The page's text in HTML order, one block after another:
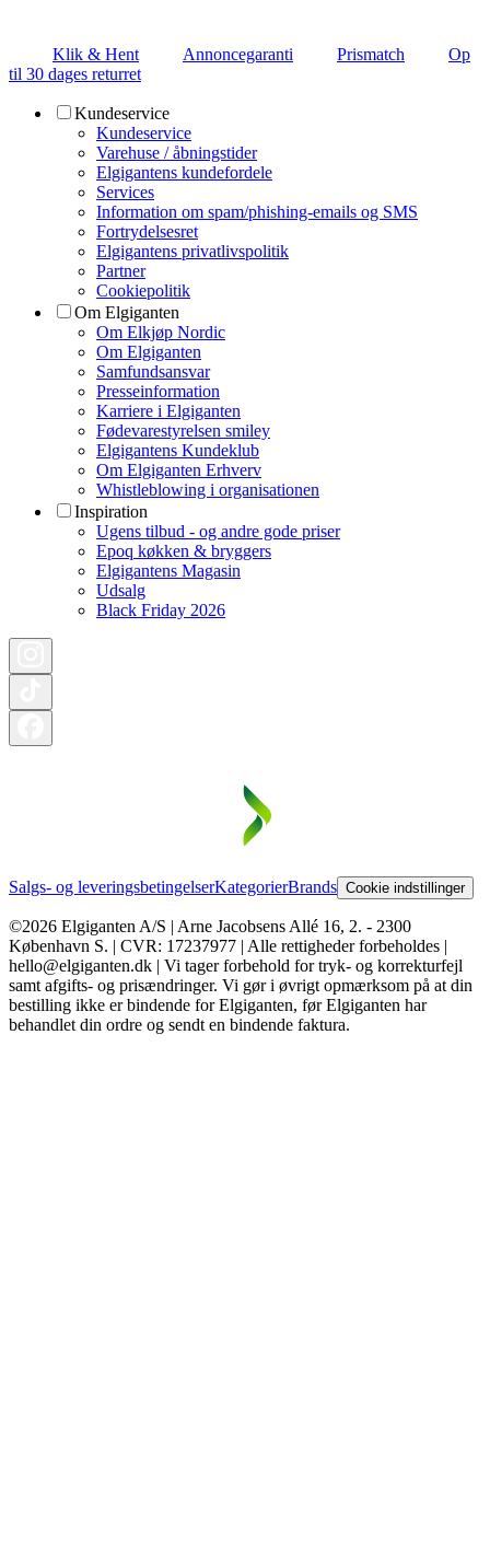
Klik & Hent Annoncegaranti Prismatch
Op
til 30 dages returret
Kundeservice
Kundeservice
Varehuse / åbningstider
Elgigantens kundefordele
Services
Information om spam/phishing-emails og SMS
Fortrydelsesret
Elgigantens privatlivspolitik
Partner
Cookiepolitik
Om Elgiganten
Om Elkjøp Nordic
Om Elgiganten
Samfundsansvar
Presseinformation
Karriere i Elgiganten
Fødevarestyrelsen smiley
Elgigantens Kundeklub
Om Elgiganten Erhverv
Whistleblowing i organisationen
Inspiration
Ugens tilbud - og andre gode priser
Epoq køkken & bryggers
Elgigantens Magasin
Udsalg
Black Friday 2026
Salgs- og leveringsbetingelserKategorierBrands Cookie indstillinger
©2026 Elgiganten A/S | Arne Jacobsens Allé 16, 2. - 2300
København S. | CVR: 17237977 | Alle rettigheder forbeholdes |
hello@elgiganten.dk | Vi tager forbehold for tryk- og korrekturfejl
samt afgifts- og prisændringer. Vi gør i øvrigt opmærksom på at din
bestilling ikke er bindende for Elgiganten, før Elgiganten har
behandlet din ordre og sendt en bindende faktura.